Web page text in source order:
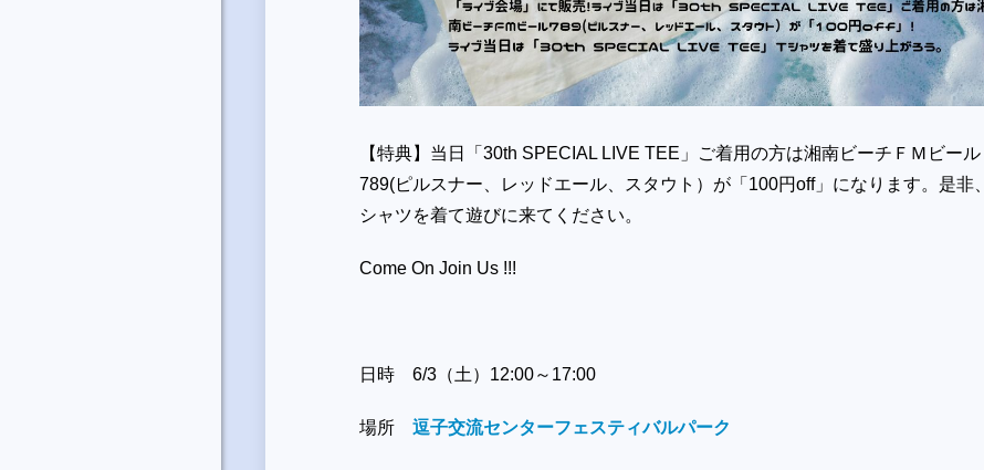
【特典】当日「 30th SPECIAL LIVE TEE 」ご着用の方は湘南ビーチＦＭビール
789(ピルスナー、レッドエール、スタウト）が「 100円off」になります。是非、
シャツを着て遊びに来てください。
Come On Join Us !!!
日時 6/3（土）12:00～17:00
場所 逗子交流センターフェスティバルパーク